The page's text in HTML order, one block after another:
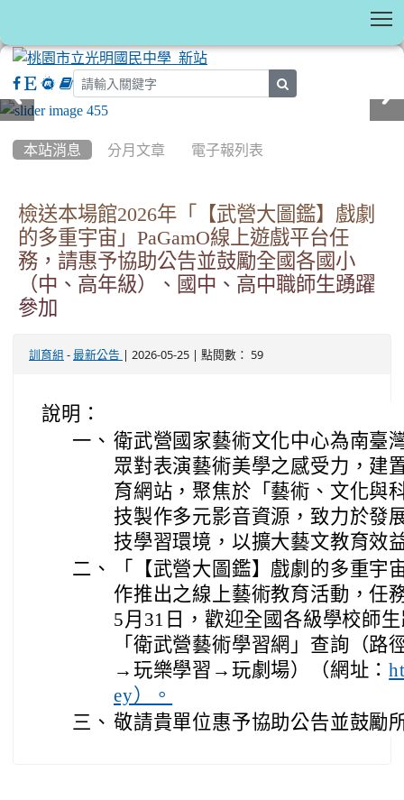
本站消息 分月文章 電子報列表
檢送本場館2026年「【武營大圖鑑】戲劇
的多重宇宙」PaGamO線上遊戲平台任
務，請惠予協助公告並鼓勵全國各國小
（中、高年級）、國中、高中職師生踴躍
參加
訓育組 - 最新公告 | 2026-05-25 | 點閱數： 59
說明：
一、 衛武營國家藝術文化中心為南臺
眾對表演藝術美學之感受力，建
育網站，聚焦於「藝術、文化與
技製作多元影音資源，致力於發
技學習環境，以擴大藝文教育效
二、
「【武營大圖鑑】戲劇的多重宇
作推出之線上藝術教育活動，任
5月31日，歡迎全國各級學校師
「衛武營藝術學習網」查詢（路
→玩樂學習→玩劇場）（網址：
ey）。
三、 敬請貴單位惠予協助公告並鼓勵